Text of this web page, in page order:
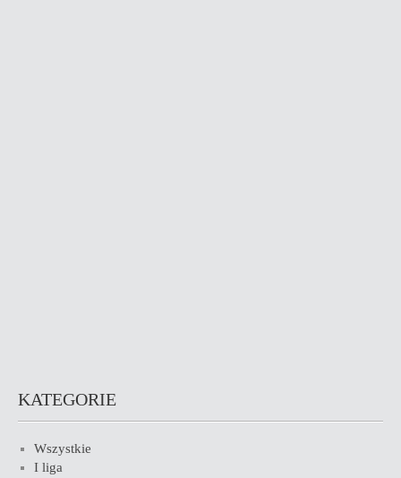
KATEGORIE
Wszystkie
I liga